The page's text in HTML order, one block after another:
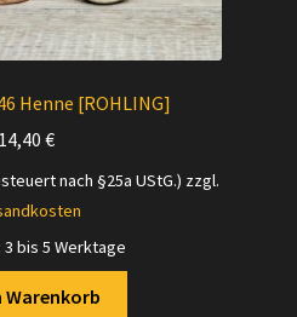
Henne [ROHLING]
14,40 €
nach §25a UStG.) zzgl.
3 bis 5 Werktage
Warenkorb